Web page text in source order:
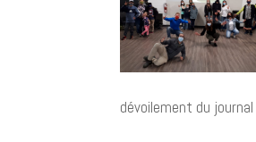
dévoilement du